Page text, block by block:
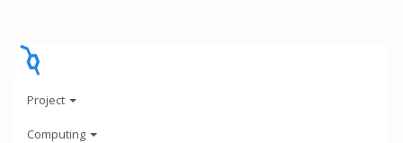
Project
Computing